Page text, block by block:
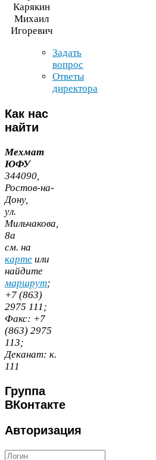
Карякин
Михаил
Игоревич
Задать
вопрос
Ответы
директора
Как нас
найти
Мехмат
ЮФУ
344090
Ростов-​на-​
Дону,
ул.
Мильчакова,
8а
cм. на
карте или
найдите
маршрут;
+7 (863)
2975 111 ;
Факс: +7
(863) 2975
113;
Деканат: к.
111
Группа
ВКонтакте
Авторизация